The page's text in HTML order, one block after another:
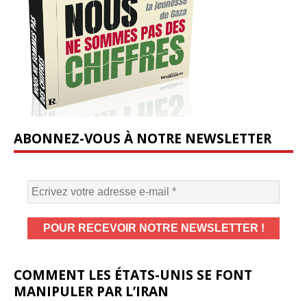
ABONNEZ-VOUS À NOTRE NEWSLETTER
COMMENT LES ÉTATS-UNIS SE FONT
MANIPULER PAR L’IRAN